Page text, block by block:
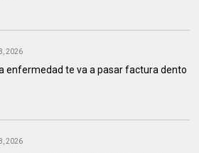
2026
enfermedad te va a pasar factura dento
2026